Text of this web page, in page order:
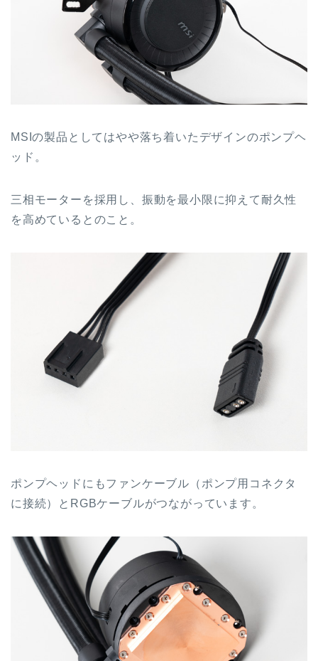
MSIの製品としてはやや落ち着いたデザインのポンプヘ
ッド。
三相モーターを採用し、振動を最小限に抑えて耐久性
を高めているとのこと。
ポンプヘッドにもファンケーブル（ポンプ用コネクタ
に接続）とRGBケーブルがつながっています。